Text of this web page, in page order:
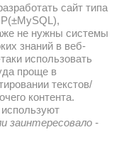
сайт типа
не нужны системы
знаний в веб-
использовать
проще в
текстов/
контента.
заинтересовало -